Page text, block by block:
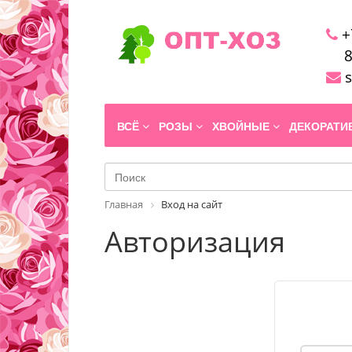
ВСЁ РОЗЫ ХВОЙНЫЕ
Главная Вход на сайт
Авторизация